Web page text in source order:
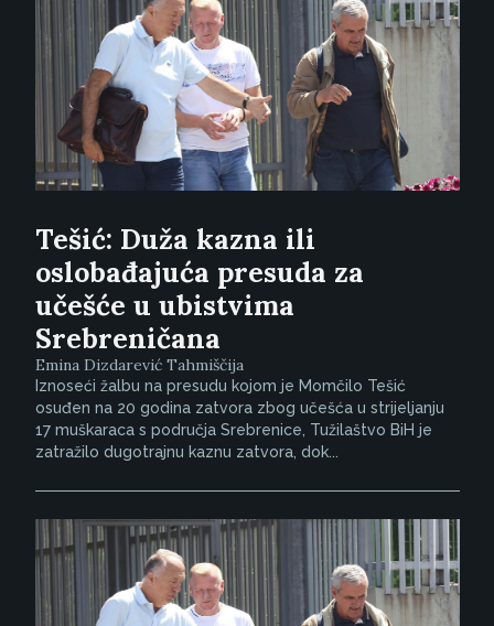
Tešić: Duža kazna ili
oslobađajuća presuda za
učešće u ubistvima
Srebreničana
Emina Dizdarević Tahmiščija
Iznoseći žalbu na presudu kojom je Momčilo Tešić
osuđen na 20 godina zatvora zbog učešća u strijeljanju
17 muškaraca s područja Srebrenice, Tužilaštvo BiH je
zatražilo dugotrajnu kaznu zatvora, dok...